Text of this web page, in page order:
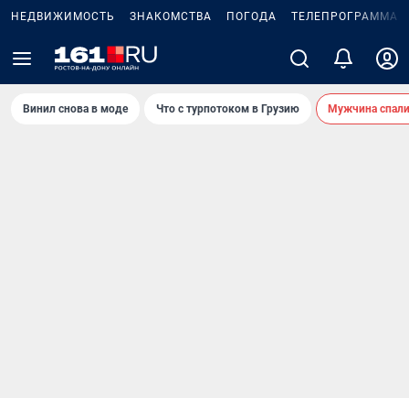
НЕДВИЖИМОСТЬ ЗНАКОМСТВА ПОГОДА ТЕЛЕПРОГРАММА
Винил снова в моде Что с турпотоком в Грузию Мужчина